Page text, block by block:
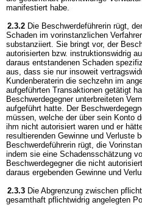
manifestiert habe.
2.3.2 Die Beschwerdeführerin rügt,
Schaden im vorinstanzlichen
substanziiert. Sie bringt vor, der
autorisierten bzw. instruktionswidrig
daraus entstandenen Schaden
aus, dass sie nur insoweit
Kundenberaterin die sechzehn im
aufgeführten Transaktionen getätigt
Beschwerdegegner unterbreiteten
aufgeführt hatte. Der
müssen, welche der über sein Konto
ihm nicht autorisiert waren und er
resultierenden Gewinne und Verluste
Beschwerdeführerin rügt, die
indem sie eine Schadensschätzung
Beschwerdegegner die nicht
daraus ergebenden Gewinne und
2.3.3 Die Abgrenzung zwischen
gesamthaft pflichtwidrig angelegten